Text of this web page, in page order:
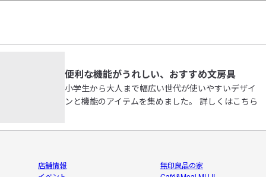
便利な機能がうれしい、おすすめ文房具
小学生から大人まで幅広い世代が使いやすいデザイ
ンと機能のアイテムを集めました。 詳しくはこちら
店舗情報
無印良品の家